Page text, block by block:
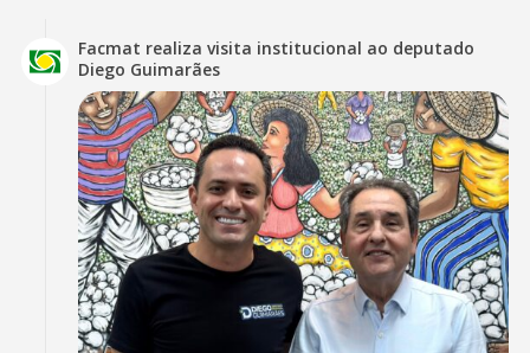
Facmat realiza visita institucional ao deputado
Diego Guimarães